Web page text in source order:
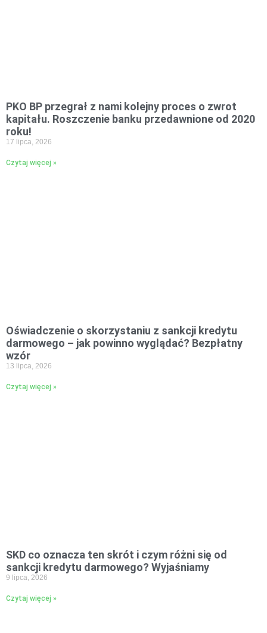
PKO BP przegrał z nami kolejny proces o zwrot
kapitału. Roszczenie banku przedawnione od 2020
roku!
17 lipca, 2026
Czytaj więcej »
Oświadczenie o skorzystaniu z sankcji kredytu
darmowego – jak powinno wyglądać? Bezpłatny
wzór
13 lipca, 2026
Czytaj więcej »
SKD co oznacza ten skrót i czym różni się od
sankcji kredytu darmowego? Wyjaśniamy
9 lipca, 2026
Czytaj więcej »